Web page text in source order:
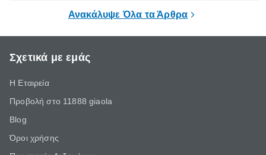
Ανακάλυψε Όλα τα Άρθρα
Σχετικά με εμάς
Η Εταιρεία
Προβολή στο 11888 giaola
Blog
Όροι χρήσης